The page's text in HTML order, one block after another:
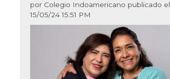
por Colegio Indoamericano publicado el
15/05/24 15:51 PM